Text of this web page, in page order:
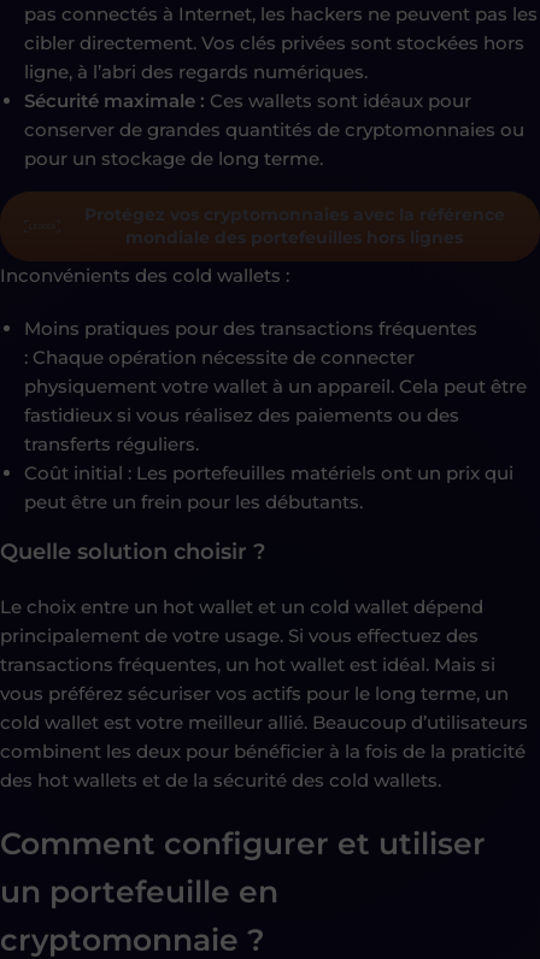
pas connectés à Internet, les hackers ne peuvent pas les
cibler directement. Vos clés privées sont stockées hors
ligne, à l’abri des regards numériques.
Sécurité maximale : Ces wallets sont idéaux pour
conserver de grandes quantités de cryptomonnaies ou
pour un stockage de long terme.
Protégez vos cryptomonnaies avec la référence
mondiale des portefeuilles hors lignes
Inconvénients des cold wallets :
Moins pratiques pour des transactions fréquentes
: Chaque opération nécessite de connecter
physiquement votre wallet à un appareil. Cela peut être
fastidieux si vous réalisez des paiements ou des
transferts réguliers.
Coût initial : Les portefeuilles matériels ont un prix qui
peut être un frein pour les débutants.
Quelle solution choisir ?
Le choix entre un hot wallet et un cold wallet dépend
principalement de votre usage. Si vous effectuez des
transactions fréquentes, un hot wallet est idéal. Mais si
vous préférez sécuriser vos actifs pour le long terme, un
cold wallet est votre meilleur allié. Beaucoup d’utilisateurs
combinent les deux pour bénéficier à la fois de la praticité
des hot wallets et de la sécurité des cold wallets.
Comment configurer et utiliser
un portefeuille en
cryptomonnaie ?